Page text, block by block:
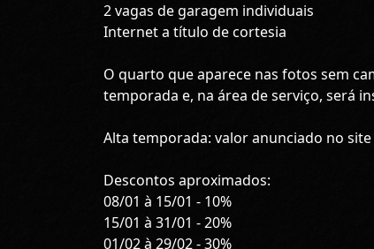
2 vagas de garagem individuais
Internet a título de cortesia
O quarto que aparece nas fotos sem
temporada e, na área de serviço, será
Alta temporada: valor anunciado no site
Descontos aproximados:
08/01 à 15/01 - 10%
15/01 à 31/01 - 20%
01/02 à 29/02 - 30%